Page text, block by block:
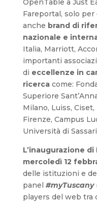
Fareportal, solo
anche brand di
nazionale e
Italia, Marriott,
importanti
di eccellenze in
ricercacome:
Superiore
Milano, Luiss,
Firenze, Campus
Università di
L’inaugurazione di
mercoledì 12
delle istituzioni e
panel #myTuscany
players del web tra